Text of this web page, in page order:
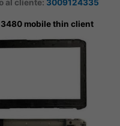
al cliente: 3009124335
mobile thin client